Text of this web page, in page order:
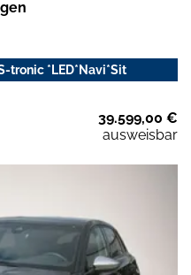
tronic *LED*Navi*Sit
39.599,00 €
ausweisbar